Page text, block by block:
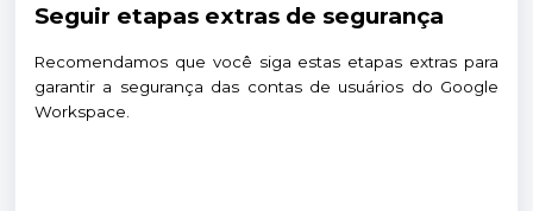
Seguir etapas extras de segurança
Recomendamos que você siga estas etapas extras para
garantir a segurança das contas de usuários do Google
Workspace.